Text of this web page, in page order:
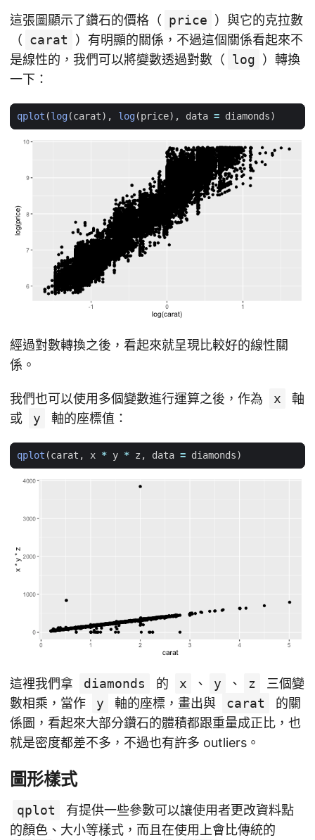
這張圖顯示了鑽石的價格（ price ）與它的克拉數
（ carat
）有明顯的關係，不過這個關係看起來不
是線性的，我們可以將變數透過對數（ log ）轉換
一下：
qplot (log(carat), log(price), data = diamonds)
經過對數轉換之後，看起來就呈現比較好的線性關
係。
我們也可以使用多個變數進行運算之後，作為 x
軸
或
y 軸的座標值：
qplot (carat , x * y * z , data = diamonds)
這裡我們拿 diamonds 的 x 、 y 、 z
三個變
數相乘，當作
y 軸的座標，畫出與 carat
的關
係圖，看起來大部分鑽石的體積都跟重量成正比，也
就是密度都差不多，不過也有許多 outliers。
圖形樣式
qplot
有提供一些參數可以讓使用者更改資料點
的顏色、大小等樣式，而且在使用上會比傳統的